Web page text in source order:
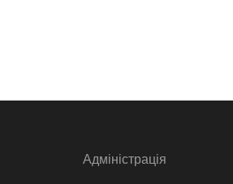
Адміністрація